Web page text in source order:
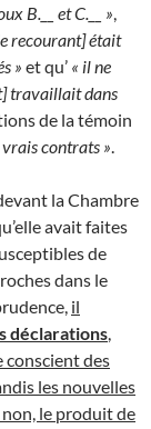
B.__ et C.__ »
recourant] était
» et qu’ « il ne
travaillait dans
de la témoin
vrais contrats »
la Chambre
avait faites
de
dans le
il
déclarations
conscient des
les nouvelles
le produit de